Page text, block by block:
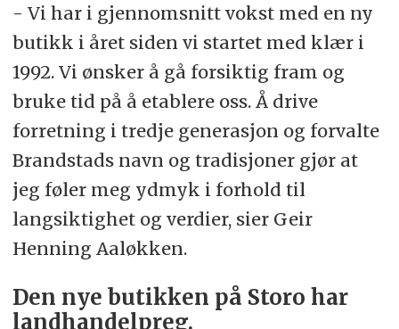
- Vi har i gjennomsnitt vokst med en ny
butikk i året siden vi startet med klær i
1992. Vi ønsker å gå forsiktig fram og
bruke tid på å etablere oss. Å drive
forretning i tredje generasjon og forvalte
Brandstads navn og tradisjoner gjør at
jeg føler meg ydmyk i forhold til
langsiktighet og verdier, sier Geir
Henning Aaløkken.
Den nye butikken på Storo har
landhandelpreg.